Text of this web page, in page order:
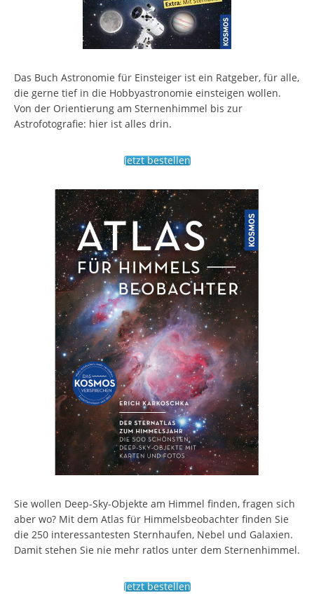
Das Buch Astronomie für Einsteiger ist ein Ratgeber, für alle,
die gerne tief in die Hobbyastronomie einsteigen wollen.
Von der Orientierung am Sternenhimmel bis zur
Astrofotografie: hier ist alles drin.
Jetzt bestellen
Sie wollen Deep-Sky-Objekte am Himmel finden, fragen sich
aber wo? Mit dem Atlas für Himmelsbeobachter finden Sie
die 250 interessantesten Sternhaufen, Nebel und Galaxien.
Damit stehen Sie nie mehr ratlos unter dem Sternenhimmel.
Jetzt bestellen